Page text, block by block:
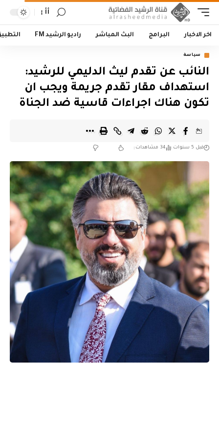
أأ
اخر الاخبار البرامج البث المباشر راديو الرشيد FM
سياسة
النائب عن تقدم ليث الدليمي للرشيد:
استهداف مقار تقدم جريمة ويجب ان
تكون هناك اجراءات قاسية ضد الجناة
قبل 5 سنوات 34 مشاهدات